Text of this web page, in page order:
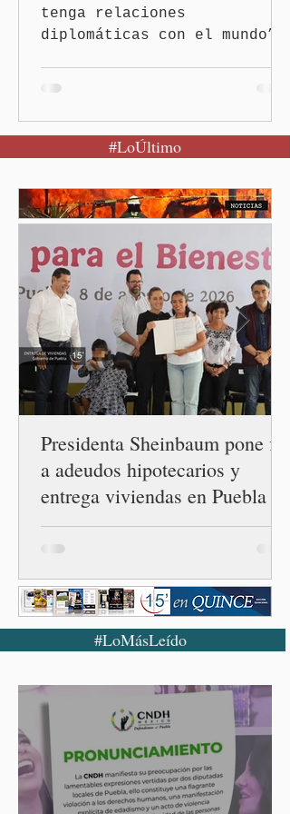
tenga relaciones
diplomáticas con el mundo”,
Sheinbaum Pardo anunció el
restablecimiento de las
entre los gobiernos de
México y Perú. “Es
la orientación política de
los gobiernos —porque hay
orientaciones políticas de
los gobiernos, llegan por
un partido, llegan por otro
— es importante que México
tenga relaciones
diplomáticas con el mu
#LoÚltimo
Presidenta Sheinbaum pone fin
a adeudos hipotecarios y
entrega viviendas en Puebla
#LoMásLeído